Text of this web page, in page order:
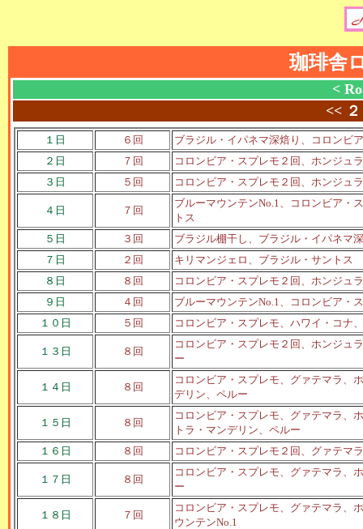
珈琲舎
<
<<
１日 ６回
ブラジル・イパネマ深焙り、コロンビ
２日
７回
コロンビア・スプレモ２回、ホンジュ
３日
５回 コロンビア・スプレモ２回、ホンジュ
４日 ７回
ブルーマウンテンNo.1、コロンビア・
トス
５日
３回
ブラジル棚干し、ブラジル・イパネマ
７日
２回
キリマンジェロ、ブラジル・サントス
８日
８回
コロンビア・スプレモ２回、ホンジュ
９日
４回
ブルーマウンテンNo.1、コロンビア・
１０日
５回 コロンビア・スプレモ、ハワイ・コナ
１３日 ８回
コロンビア・スプレモ２回、ホンジュ
ー
１４日 ８回
コロンビア・スプレモ、グァテマラ、
デリン、ペルー
１５日 ８回
コロンビア・スプレモ、グァテマラ、
トラ・マンデリン、ペルー
１６日
８回 コロンビア・スプレモ２回、グァテマ
１７日 ８回
コロンビア・スプレモ、グァテマラ、
ー
１８日 ７回
コロンビア・スプレモ、グァテマラ、
ウンテンNo.1